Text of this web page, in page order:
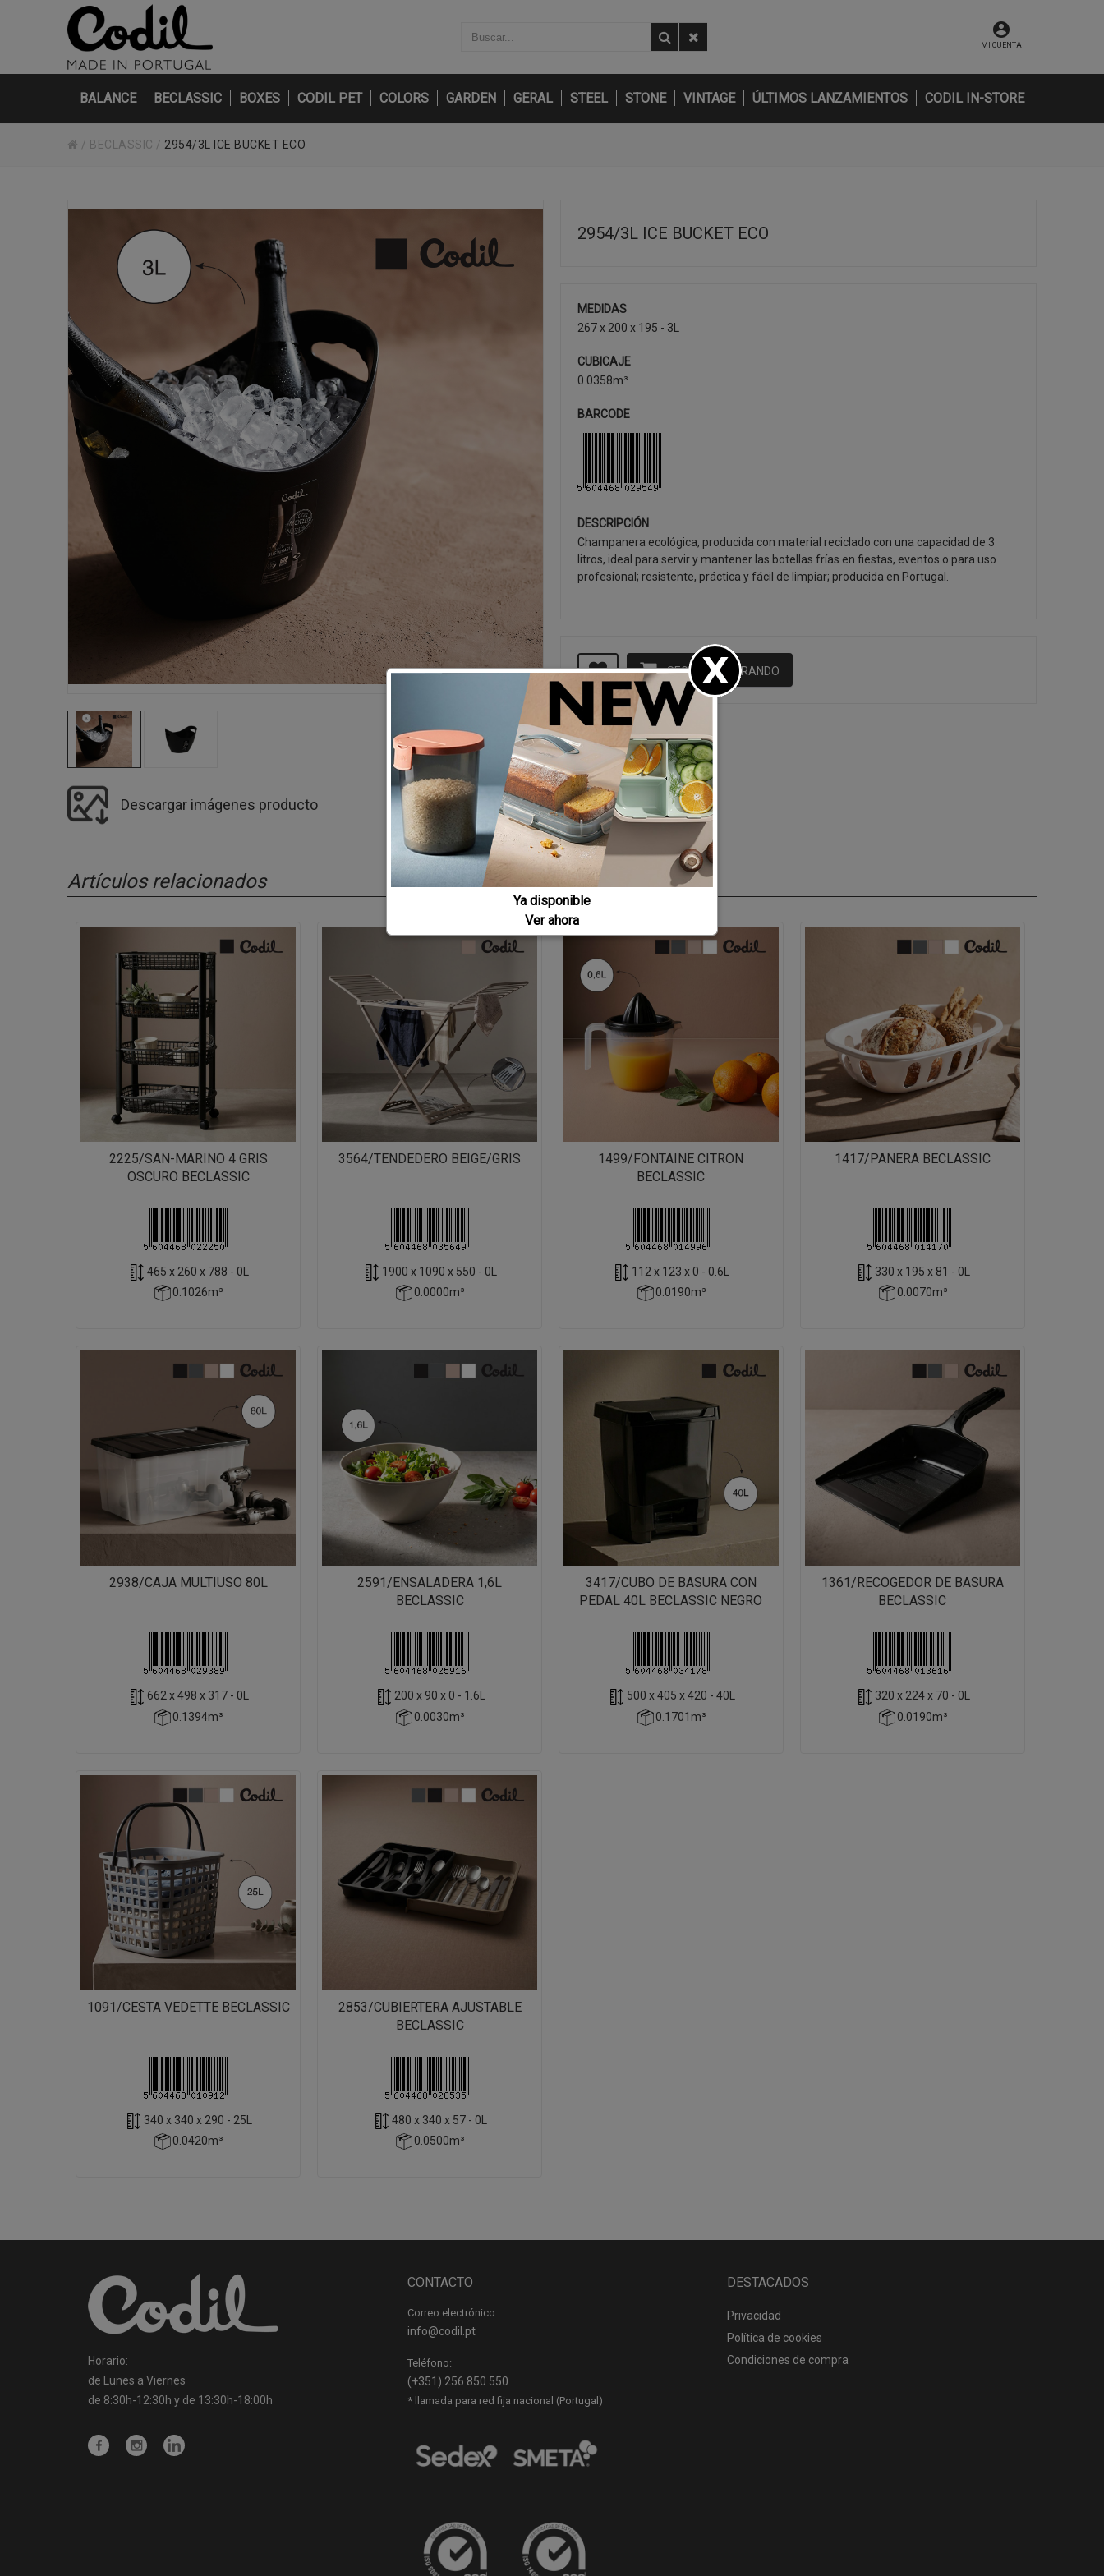
MI CUENTA
BALANCE BECLASSIC BOXES CODIL PET COLORS GARDEN GERAL STEEL STONE VINTAGE ÚLTIMOS LANZAMIENTOS CODIL IN-STORE
/ BECLASSIC / 2954/3L ICE BUCKET ECO
Descargar imágenes producto
2954/3L ICE BUCKET ECO
MEDIDAS
267 x 200 x 195 - 3L
CUBICAJE
0.0358m³
BARCODE
DESCRIPCIÓN
Champanera ecológica, producida con material reciclado con una capacidad de 3
litros, ideal para servir y mantener las botellas frías en fiestas, eventos o para uso
profesional; resistente, práctica y fácil de limpiar; producida en Portugal.
SEGUIR COMPRANDO
Artículos relacionados
2225/SAN-MARINO 4 GRIS
OSCURO BECLASSIC
465 x 260 x 788 - 0L
0.1026m³
3564/TENDEDERO BEIGE/GRIS
1900 x 1090 x 550 - 0L
0.0000m³
1499/FONTAINE CITRON
BECLASSIC
112 x 123 x 0 - 0.6L
0.0190m³
1417/PANERA BECLASSIC
330 x 195 x 81 - 0L
0.0070m³
2938/CAJA MULTIUSO 80L
662 x 498 x 317 - 0L
0.1394m³
2591/ENSALADERA 1,6L
BECLASSIC
200 x 90 x 0 - 1.6L
0.0030m³
3417/CUBO DE BASURA CON
PEDAL 40L BECLASSIC NEGRO
500 x 405 x 420 - 40L
0.1701m³
1361/RECOGEDOR DE BASURA
BECLASSIC
320 x 224 x 70 - 0L
0.0190m³
1091/CESTA VEDETTE BECLASSIC
340 x 340 x 290 - 25L
0.0420m³
2853/CUBIERTERA AJUSTABLE
BECLASSIC
480 x 340 x 57 - 0L
0.0500m³
Horario:
de Lunes a Viernes
de 8:30h-12:30h y de 13:30h-18:00h
CONTACTO
Correo electrónico:
info@codil.pt
Teléfono:
(+351) 256 850 550
* llamada para red fija nacional (Portugal)
DESTACADOS
Privacidad
Política de cookies
Condiciones de compra
Ya disponible
Ver ahora